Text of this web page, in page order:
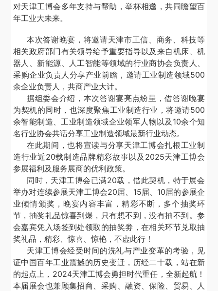
对天津工博会多年支持与帮助，举杯相邀，共同瞻望百
年工业大未来。
本次答谢晚宴，将邀请天津市工信、商务、科技等
相关政府部门有关领导给予重要指导以及来自机床、机
器人、新能源、人工智能等领域的行业商协会负责人、
采购企业负责人分享产业前瞻，邀请工业制造领域500
余企业负责人，共商产业大计。
据组委会介绍，本次答谢宴亮点纷呈，借答谢晚宴
为契机的同时，也深度聚焦工业制造行业，将邀请500
余智能制造、工业制造领域企业领军人物以及10余个知
名行业协会共话分享工业制造领域最新行业动态。
在此期间，也将宣读与分享天津工博会扎根工业制
造行业近20载制造品牌精彩故事以及2025天津工博会
参展福利及服务展商的优利政策。
同时，天津工博会已满20载，借此契机，特于展会
举办对连续参展天津工博会20届、15届、10届的参展企
业倾情颁奖，晚宴内容丰富，精彩不断，多个抽奖环
节，抽奖礼品惊喜到爆，只有想不到，没有抽不到。参
会嘉宾凭入场签到处领取的抽奖劵，在相关环节兑取抽
奖礼品，精彩、惊喜、惊艳，不虚此行！
天津工博会经受时间的洗礼与产业变革的考验，见
证中国百年工业震撼的历史变迁，历经二十载，站在新
的起点上， 2024天津工博会勇担时代重任，全新起航！
本届展会也兼顾集招商、采购、融资、保险、贸易、人